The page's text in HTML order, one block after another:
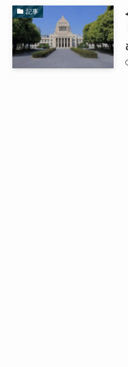
記事